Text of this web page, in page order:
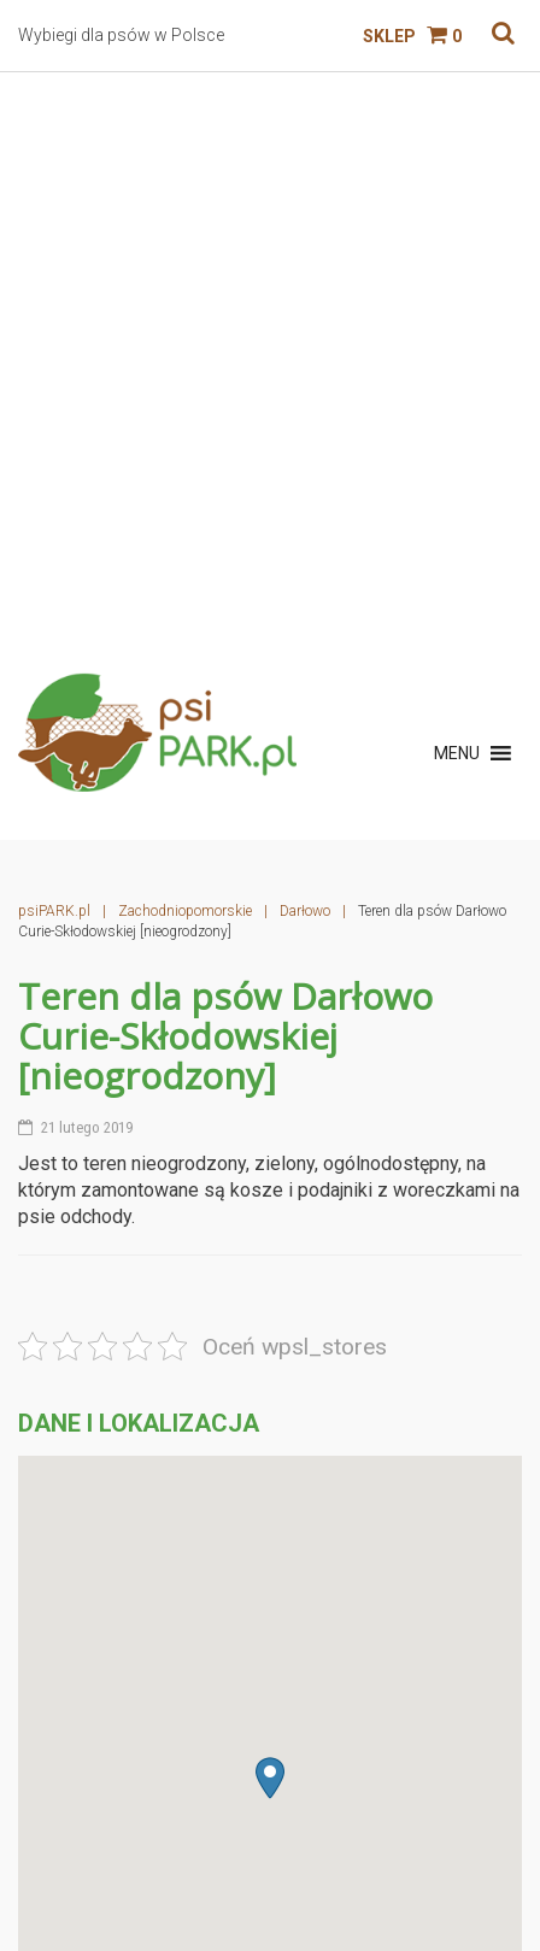
Wybiegi dla psów w Polsce SKLEP 0
MENU
psiPARK.pl | Zachodniopomorskie | Darłowo |
Teren dla psów Darłowo
Curie-Skłodowskiej [nieogrodzony]
Teren dla psów Darłowo
Curie-Skłodowskiej
[nieogrodzony]
21 lutego 2019
Jest to teren nieogrodzony, zielony, ogólnodostępny, na
którym zamontowane są kosze i podajniki z woreczkami na
psie odchody.
Oceń wpsl_stores
DANE I LOKALIZACJA